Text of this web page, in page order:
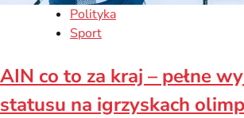
Polityka
Sport
AIN co to za kraj – pełne
statusu na igrzyskach